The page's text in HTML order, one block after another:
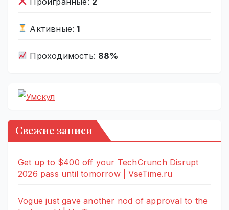
Активные:1
Проходимость: 88%
Свежие записи
Get up to $400 off your TechCrunch Disrupt
2026 pass until tomorrow | VseTime.ru
Vogue just gave another nod of approval to the